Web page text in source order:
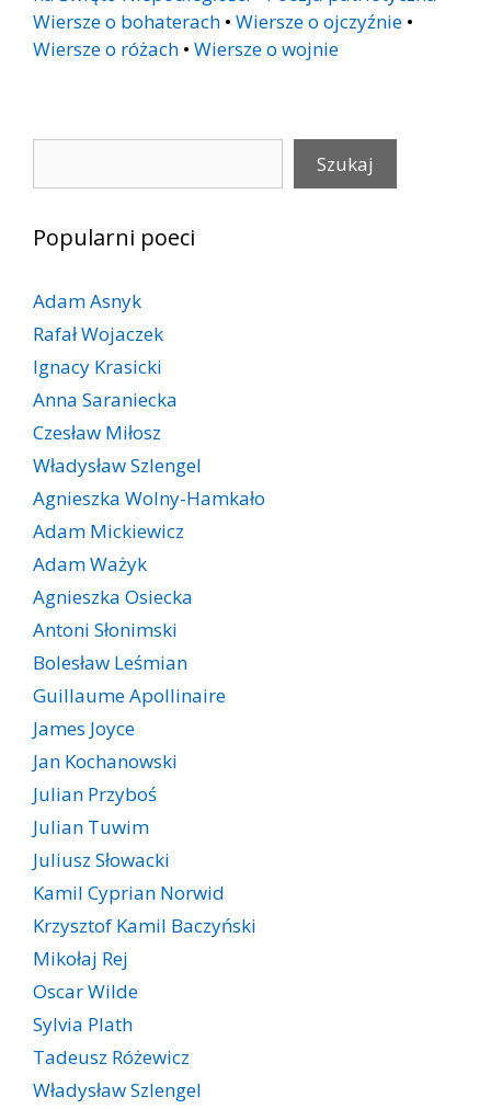
Wiersze o bohaterach • Wiersze o ojczyźnie •
Wiersze o różach • Wiersze o wojnie
Szukaj
Popularni poeci
Adam Asnyk
Rafał Wojaczek
Ignacy Krasicki
Anna Saraniecka
Czesław Miłosz
Władysław Szlengel
Agnieszka Wolny-Hamkało
Adam Mickiewicz
Adam Ważyk
Agnieszka Osiecka
Antoni Słonimski
Bolesław Leśmian
Guillaume Apollinaire
James Joyce
Jan Kochanowski
Julian Przyboś
Julian Tuwim
Juliusz Słowacki
Kamil Cyprian Norwid
Krzysztof Kamil Baczyński
Mikołaj Rej
Oscar Wilde
Sylvia Plath
Tadeusz Różewicz
Władysław Szlengel